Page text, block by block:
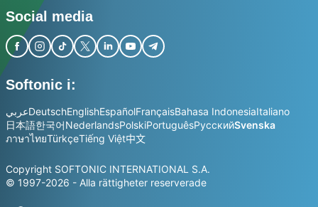
Social media
Softonic i:
عربيDeutschEnglishEspañolFrançaisBahasa IndonesiaItaliano
日本語한국어NederlandsPolskiPortuguêsРусскийSvenska
ภาษาไทยTürkçeTiếng Việt中文
Copyright SOFTONIC INTERNATIONAL S.A.
© 1997-2026 - Alla rättigheter reserverade